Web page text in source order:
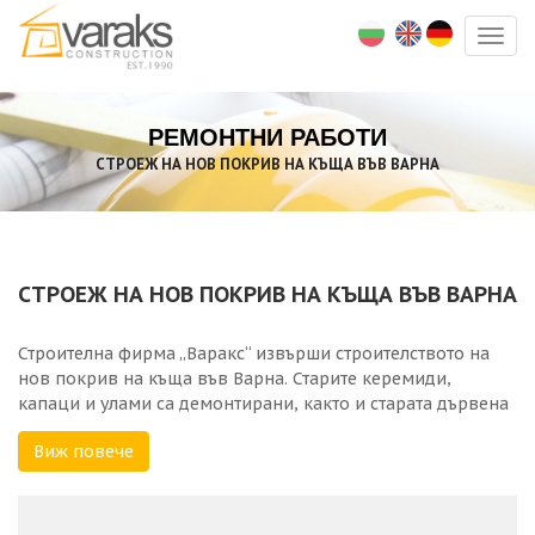
РЕМОНТНИ РАБОТИ
СТРОЕЖ НА НОВ ПОКРИВ НА КЪЩА ВЪВ ВАРНА
СТРОЕЖ НА НОВ ПОКРИВ НА КЪЩА ВЪВ ВАРНА
Строителна фирма „Варакс“ извърши строителството на
нов покрив на къща във Варна. Старите керемиди,
капаци и улами са демонтирани, както и старата дървена
покривна конструкция, като се разруши и отстрани
съществуващият тухлен надзид. Изградена е нова
стоманобетонна конструкция с кофраж за греди и пояси,
Виж повече